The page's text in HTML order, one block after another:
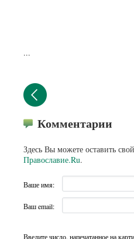
...
Комментарии
Здесь Вы можете оставить
Православие.Ru.
Ваше имя:
Ваш email:
Введите число, напечатанное на